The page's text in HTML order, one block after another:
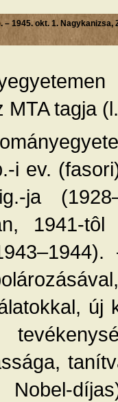
– 1945. okt. 1. Nagykanizsa,
tagja
i ev.
ja
1941-
új